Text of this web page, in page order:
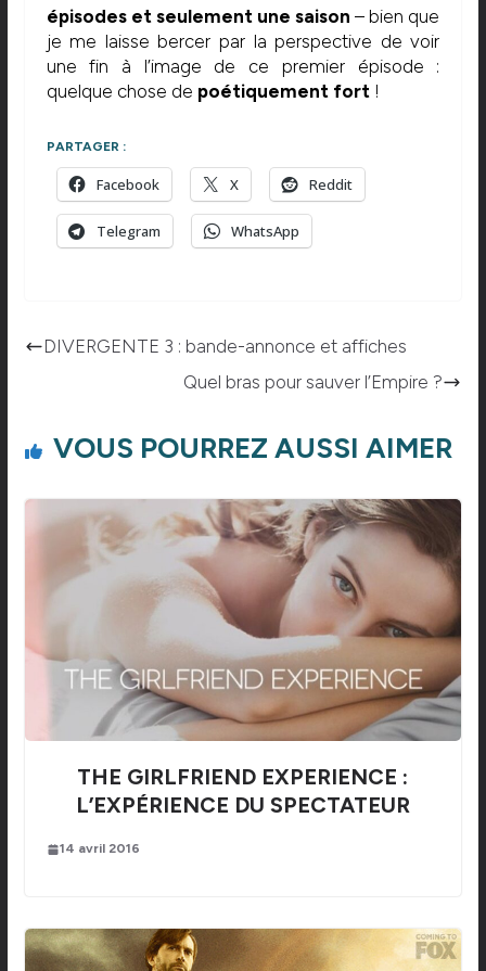
épisodes et seulement une saison – bien que
je me laisse bercer par la perspective de voir
une fin à l’image de ce premier épisode :
quelque chose de poétiquement fort !
PARTAGER :
Facebook X Reddit
Telegram WhatsApp
DIVERGENTE 3 : bande-annonce et affiches
Quel bras pour sauver l’Empire ?
VOUS POURREZ AUSSI AIMER
THE GIRLFRIEND EXPERIENCE :
L’EXPÉRIENCE DU SPECTATEUR
14 avril 2016